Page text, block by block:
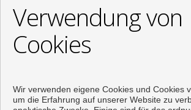
+34 622318266
Von Montag bis Freitag : 10:00 -
Verwendung von
Cookies
Wir verwenden eigene Cookies und Cookies
um die Erfahrung auf unserer Website zu